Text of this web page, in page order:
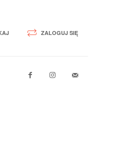
ZALOGUJ SIĘ